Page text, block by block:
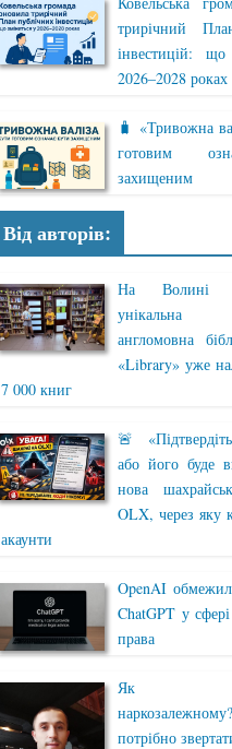
трирічний
інвестицій:
2026–2028 роках
🧳 «Тривожна
готовим
захищеним
Від авторів:
На Волині
унікальна
англомовна
«Library» уже
7 000 книг
🚨
або його буде
нова
OLX, через яку
акаунти
OpenAI
ChatGPT у
права
Як
потрібно